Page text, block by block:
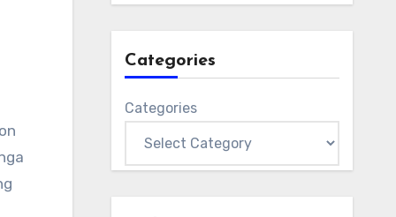
Categories
Categories